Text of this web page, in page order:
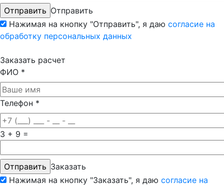
Отправить
Нажимая на кнопку "Отправить", я даю согласие на
обработку персональных данных
Заказать расчет
ФИО *
Телефон *
3 + 9 =
Заказать
Нажимая на кнопку "Заказать", я даю согласие на